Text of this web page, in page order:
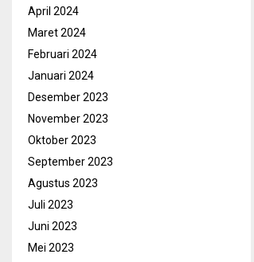
April 2024
Maret 2024
Februari 2024
Januari 2024
Desember 2023
November 2023
Oktober 2023
September 2023
Agustus 2023
Juli 2023
Juni 2023
Mei 2023